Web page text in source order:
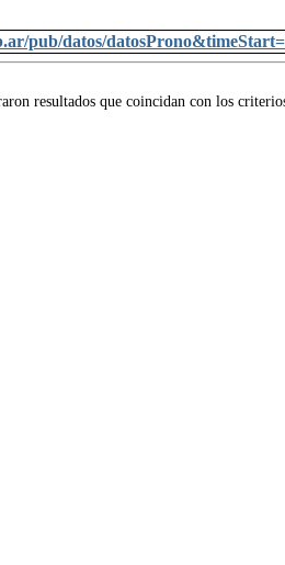
pub/datos/
resultados que coincidan con los